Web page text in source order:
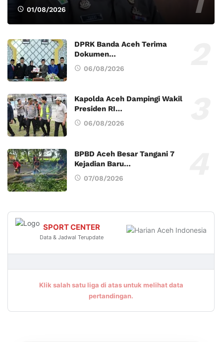
01/08/2026
DPRK Banda Aceh Terima
Dokumen…
06/08/2026
Kapolda Aceh Dampingi Wakil
Presiden RI…
06/08/2026
BPBD Aceh Besar Tangani 7
Kejadian Baru…
07/08/2026
SPORT CENTER
Data & Jadwal Terupdate
Klik salah satu liga di atas untuk melihat data
pertandingan.